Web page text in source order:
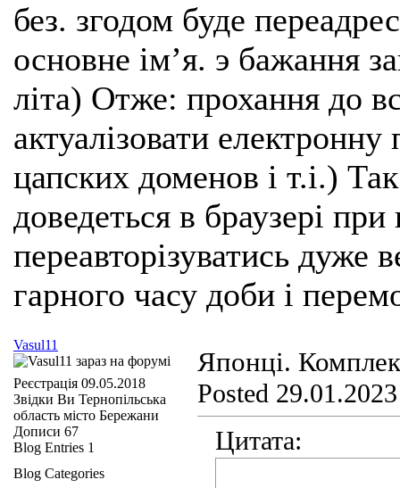
без. згодом буде
основне імʼя. э бажання
літа) Отже: прохання до
актуалізовати
цапских доменов і т.і.)
доведеться в браузері
переавторізуватись
гарного часу доби і
Японці.
Posted
Цитата:
Vasul11
Реєстрація 09.05.2018
Звідки Ви Тернопільська
область місто Бережани
Дописи 67
Blog Entries 1
Blog Categories